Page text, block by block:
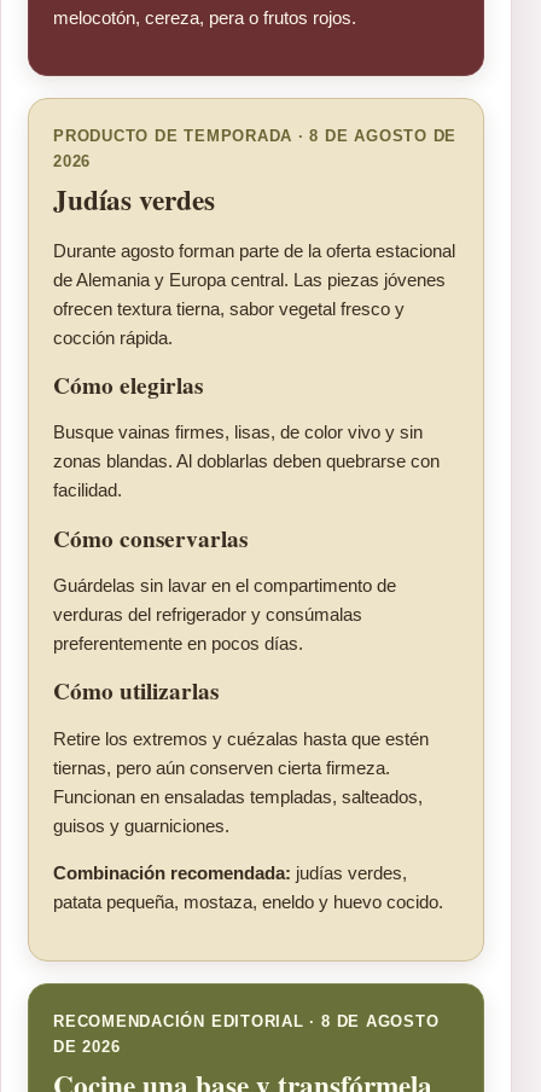
melocotón, cereza, pera o frutos rojos.
PRODUCTO DE TEMPORADA · 8 DE AGOSTO DE
2026
Judías verdes
Durante agosto forman parte de la oferta estacional
de Alemania y Europa central. Las piezas jóvenes
ofrecen textura tierna, sabor vegetal fresco y
cocción rápida.
Cómo elegirlas
Busque vainas firmes, lisas, de color vivo y sin
zonas blandas. Al doblarlas deben quebrarse con
facilidad.
Cómo conservarlas
Guárdelas sin lavar en el compartimento de
verduras del refrigerador y consúmalas
preferentemente en pocos días.
Cómo utilizarlas
Retire los extremos y cuézalas hasta que estén
tiernas, pero aún conserven cierta firmeza.
Funcionan en ensaladas templadas, salteados,
guisos y guarniciones.
Combinación recomendada: judías verdes,
patata pequeña, mostaza, eneldo y huevo cocido.
RECOMENDACIÓN EDITORIAL · 8 DE AGOSTO
DE 2026